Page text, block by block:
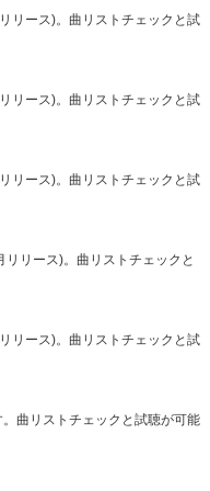
リース)。曲リストチェックと試
リース)。曲リストチェックと試
リース)。曲リストチェックと試
リース)。曲リストチェックと
リース)。曲リストチェックと試
曲リストチェックと試聴が可能